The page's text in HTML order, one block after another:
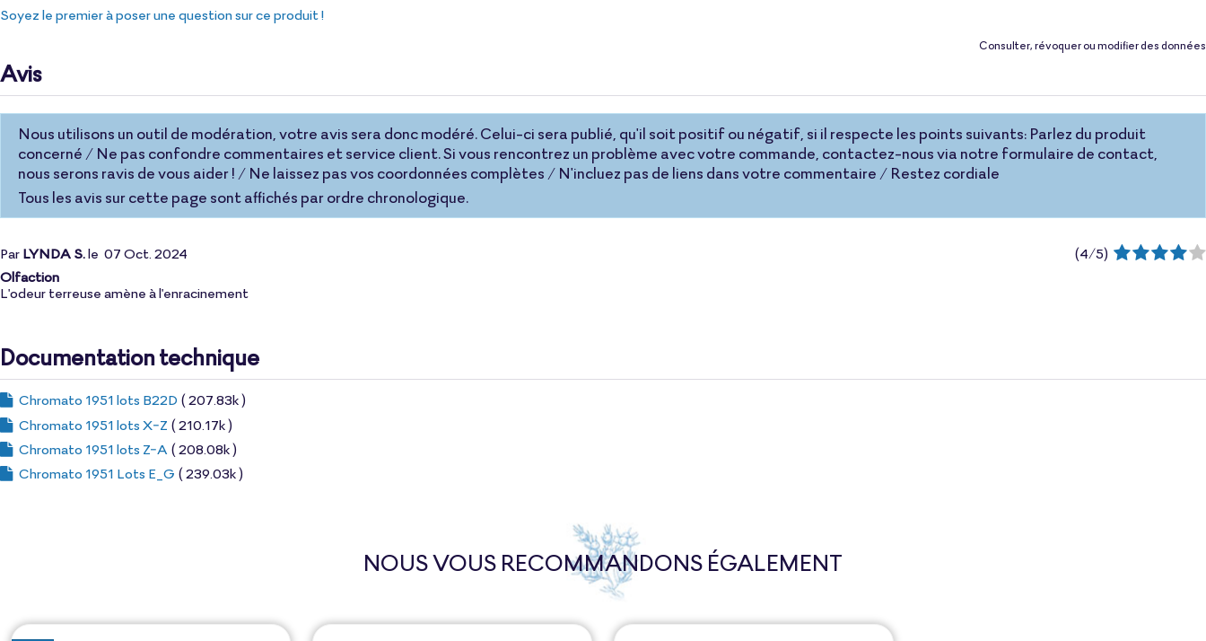
Soyez le premier à poser une question sur ce produit !
Consulter, révoquer ou modifier des données
Avis
Nous utilisons un outil de modération, votre avis sera donc modéré. Celui-ci sera publié, qu'il soit positif ou négatif, si il respecte les points suivants: Parlez du produit
concerné / Ne pas confondre commentaires et service client. Si vous rencontrez un problème avec votre commande, contactez-nous via notre formulaire de contact,
nous serons ravis de vous aider ! / Ne laissez pas vos coordonnées complètes / N'incluez pas de liens dans votre commentaire / Restez cordiale
Tous les avis sur cette page sont affichés par ordre chronologique.
Par LYNDA S.le 07 Oct. 2024 (4/5)
Olfaction
L'odeur terreuse amène à l'enracinement
Documentation technique
Chromato 1951 lots B22D ( 207.83k )
Chromato 1951 lots X-Z ( 210.17k )
Chromato 1951 lots Z-A ( 208.08k )
Chromato 1951 Lots E_G ( 239.03k )
NOUS VOUS RECOMMANDONS ÉGALEMENT